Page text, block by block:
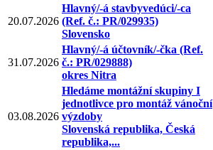
20.07.2026
Hlavný/-á stavbyvedúci/-ca
(Ref. č.: PR/029935)
Slovensko
31.07.2026
Hlavný/-á účtovník/-čka (Ref.
č.: PR/029888)
okres Nitra
03.08.2026
Hledáme montážní skupiny I
jednotlivce pro montáž vánoční
výzdoby
Slovenská republika, Česká
republika,...